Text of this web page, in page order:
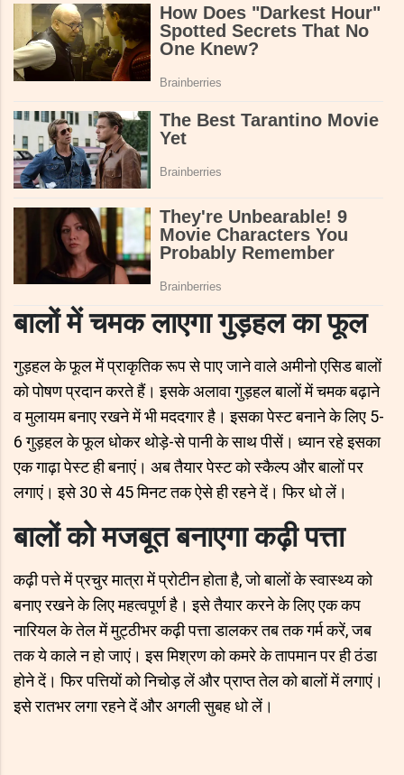
बालों में चमक लाएगा गुड़हल का फूल
गुड़हल के फूल में प्राकृतिक रूप से पाए जाने वाले अमीनो एसिड बालों
को पोषण प्रदान करते हैं। इसके अलावा गुड़हल बालों में चमक बढ़ाने
व मुलायम बनाए रखने में भी मददगार है। इसका पेस्ट बनाने के लिए 5-
6 गुड़हल के फूल धोकर थोड़े-से पानी के साथ पीसें। ध्यान रहे इसका
एक गाढ़ा पेस्ट ही बनाएं। अब तैयार पेस्ट को स्कैल्प और बालों पर
लगाएं। इसे 30 से 45 मिनट तक ऐसे ही रहने दें। फिर धो लें।
बालों को मजबूत बनाएगा कढ़ी पत्ता
कढ़ी पत्ते में प्रचुर मात्रा में प्रोटीन होता है, जो बालों के स्वास्थ्य को
बनाए रखने के लिए महत्वपूर्ण है। इसे तैयार करने के लिए एक कप
नारियल के तेल में मुट्ठीभर कढ़ी पत्ता डालकर तब तक गर्म करें, जब
तक ये काले न हो जाएं। इस मिश्रण को कमरे के तापमान पर ही ठंडा
होने दें। फिर पत्तियों को निचोड़ लें और प्राप्त तेल को बालों में लगाएं।
इसे रातभर लगा रहने दें और अगली सुबह धो लें।